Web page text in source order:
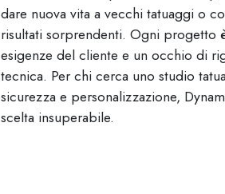
dare nuova vita a vecchi tatuaggi o
risultati sorprendenti. Ogni progetto
esigenze del cliente e un occhio di
tecnica. Per chi cerca uno studio
sicurezza e personalizzazione,
scelta insuperabile.